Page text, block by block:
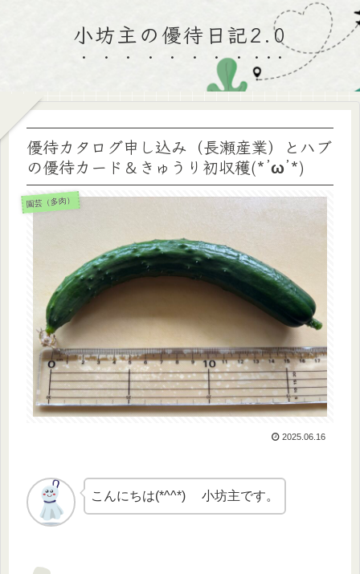
小坊主の優待日記2.0
優待カタログ申し込み（長瀬産業）とハブ
の優待カード＆きゅうり初収穫(*’ω’*)
園芸（多肉）
2025.06.16
こんにちは(*^^*) 小坊主です。